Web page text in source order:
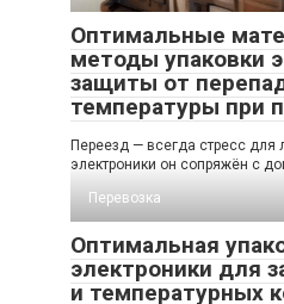
Оптимальные
методы упаковки
защиты от
температуры при
Переезд — всегда стресс
электроники он сопряжён с
Перевозка
Оптимальная
электроники для
и температурных